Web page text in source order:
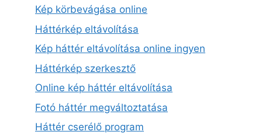
Kép körbevágása online
Háttérkép eltávolítása
Kép háttér eltávolítása online ingyen
Háttérkép szerkesztő
Online kép háttér eltávolítása
Fotó háttér megváltoztatása
Háttér cserélő program